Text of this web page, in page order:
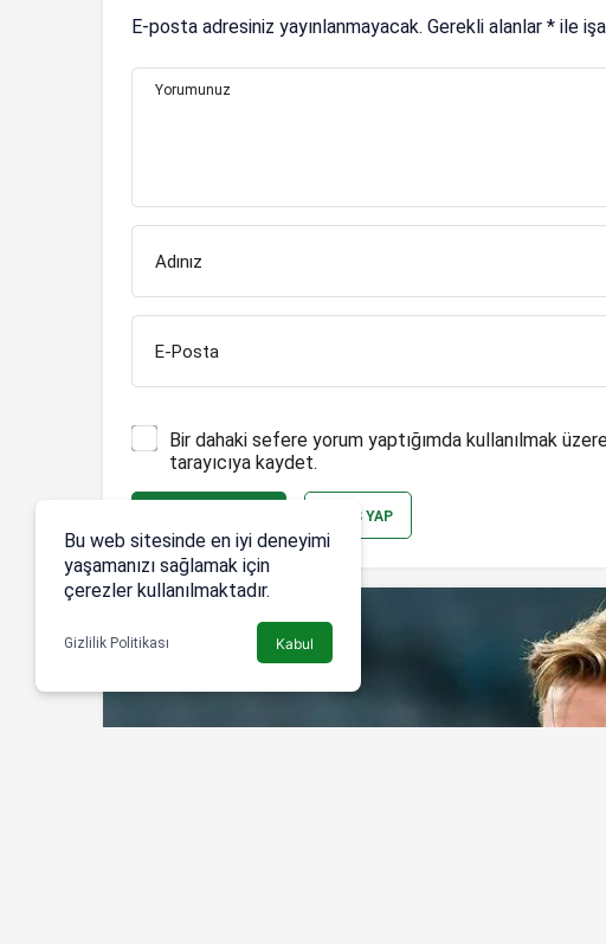
E-posta adresiniz yayınlanmayacak. Gerekli alanlar * ile
Yorumunuz
Adınız
E-Posta
Bir dahaki sefere yorum yaptığımda kullanılmak
tarayıcıya kaydet.
GIRIŞ YAP
Bu web sitesinde en iyi deneyimi
yaşamanızı sağlamak için
çerezler kullanılmaktadır.
Gizlilik Politikası Kabul